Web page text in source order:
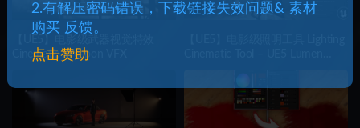
Cinematic Weapon VFX
2.有解压密码错误，下载链接失效问题& 素材
购买 反馈。
点击赞助